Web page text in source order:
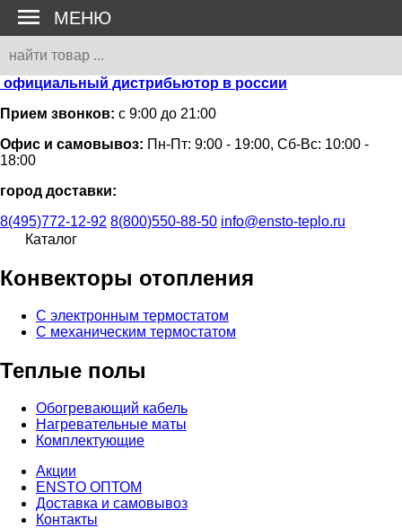
официальный дистрибьютор в россии
Прием звонков: с 9:00 до 21:00
Офис и самовывоз: Пн-Пт: 9:00 - 19:00, Сб-Вс: 10:00 -
18:00
город доставки:
8(495)772-12-92 8(800)550-88-50 info@ensto-teplo.ru
Каталог
Конвекторы отопления
С электронным термостатом
С механическим термостатом
Теплые полы
Обогревающий кабель
Нагревательные маты
Комплектующие
Акции
ENSTO ОПТОМ
Доставка и самовывоз
Контакты
МЕНЮ